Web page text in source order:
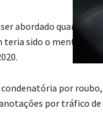
abordado quando
sido o mentor de
por
por tráfico